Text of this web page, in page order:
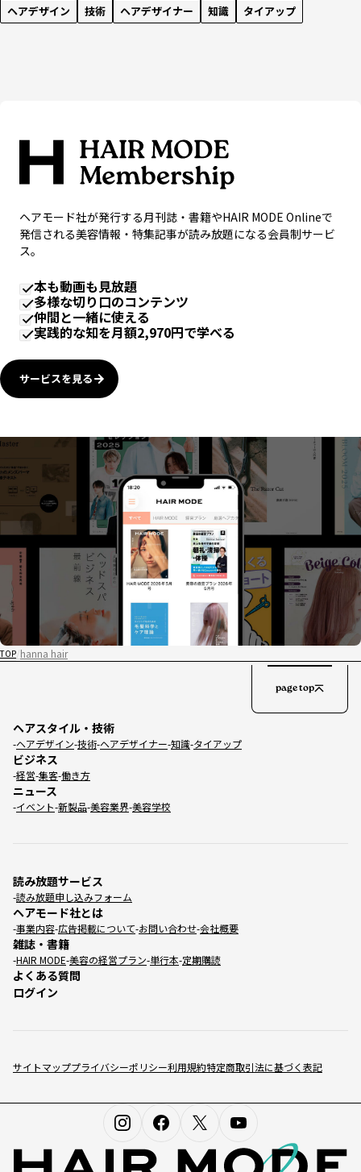
ヘアデザイン 技術 ヘアデザイナー 知識 タイアップ
ヘアモード社が発行する月刊誌・書籍やHAIR MODE Onlineで
発信される美容情報・特集記事が読み放題になる会員制サービ
ス。
本も動画も見放題
多様な切り口のコンテンツ
仲間と一緒に使える
実践的な知を月額2,970円で学べる
サービスを見る
TOP hanna hair
サイトマッププライバシーポリシー利用規約特定商取引法に基づく表記
ヘアスタイル・技術
ヘアデザイン 技術 ヘアデザイナー 知識 タイアップ
ビジネス
経営 集客 働き方
ニュース
イベント 新製品 美容業界 美容学校
読み放題サービス
読み放題申し込みフォーム
ヘアモード社とは
事業内容 広告掲載について お問い合わせ 会社概要
雑誌・書籍
HAIR MODE 美容の経営プラン 単行本 定期購読
よくある質問
ログイン
page top